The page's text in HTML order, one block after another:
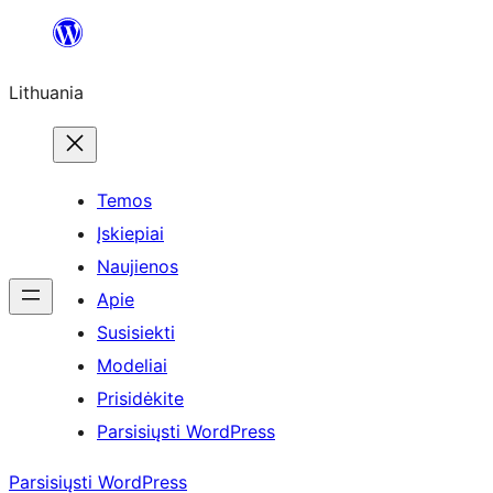
turinio
Lithuania
Temos
Įskiepiai
Naujienos
Apie
Susisiekti
Modeliai
Prisidėkite
Parsisiųsti WordPress
Parsisiųsti WordPress